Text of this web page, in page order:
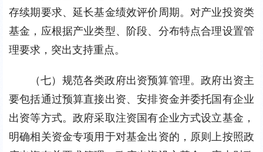
存续期要求、延长基金绩效评价周期。对产业投资类
基金，应根据产业类型、阶段、分布特点合理设置管
理要求，突出支持重点。
（七）规范各类政府出资预算管理。政府出资主
要包括通过预算直接出资、安排资金并委托国有企业
出资等方式。政府采取注资国有企业方式设立基金，
明确相关资金专项用于对基金出资的，原则上按照政